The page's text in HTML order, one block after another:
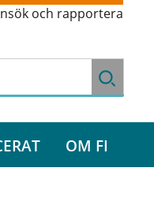
och rapportera
OM FI